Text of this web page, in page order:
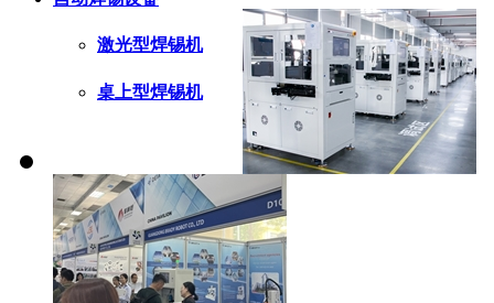
激光型焊锡机
桌上型焊锡机